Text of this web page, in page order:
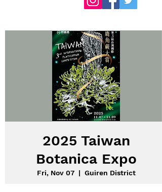
2025 Taiwan
Botanica Expo
Fri, Nov 07
  |
Guiren District